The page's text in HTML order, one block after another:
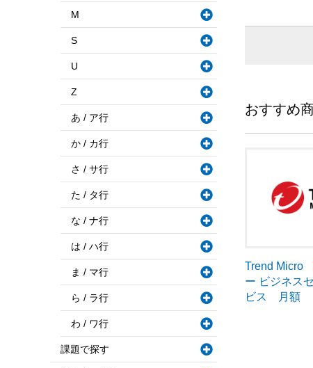
おすすめ
Trend Micro
ー ビジネス
ビス 月額
M
S
U
Z
あ / ア行
か / カ行
さ / サ行
た / タ行
な / ナ行
は / ハ行
ま / マ行
ら / ラ行
わ / ワ行
課題で探す